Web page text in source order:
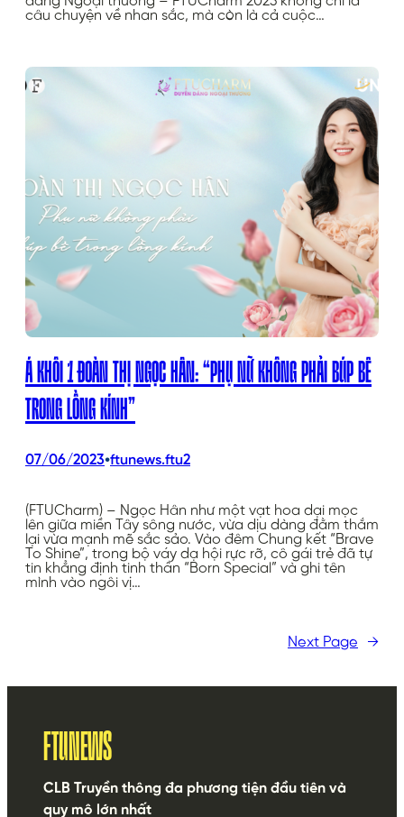
câu chuyện về nhan sắc, mà còn là cả cuộc…
Á KHÔI 1 ĐOÀN THỊ NGỌC HÂN: “PHỤ NỮ KHÔNG PHẢI BÚP BÊ
TRONG LỒNG KÍNH”
07/06/2023•ftunews.ftu2
(FTUCharm) – Ngọc Hân như một vạt hoa dại mọc
lên giữa miền Tây sông nước, vừa dịu dàng đằm thắm
lại vừa mạnh mẽ sắc sảo. Vào đêm Chung kết “Brave
To Shine”, trong bộ váy dạ hội rực rỡ, cô gái trẻ đã tự
tin khẳng định tinh thần “Born Special” và ghi tên
mình vào ngôi vị…
Next Page →
FTUNEWS
CLB Truyền thông đa phương tiện đầu tiên và
quy mô lớn nhất